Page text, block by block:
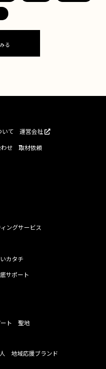
る
いて
運営会社
せ
取材依頼
ングサービス
カタチ
サポート
ト 聖地
人 地域応援ブランド